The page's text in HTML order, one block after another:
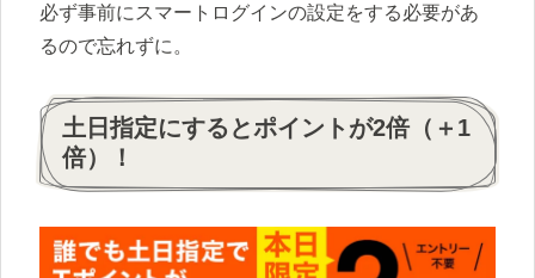
必ず事前にスマートログインの設定をする必要があ
るので忘れずに。
土日指定にするとポイントが2倍（＋1
倍）！